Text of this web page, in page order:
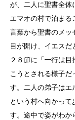
が、二人に聖書全体
エマオの村で泊まる
言葉から聖書のメッ
目が開け、イエスだ
２８節に「一行は
こうとされる様子
す。二人の弟子はエ
という村へ向かって
す。途中で姿がわか